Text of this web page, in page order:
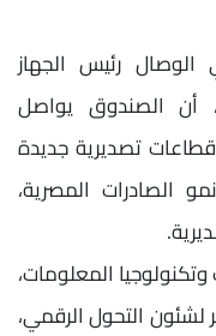
الوصال رئيس الجهاز
أن الصندوق يواصل
تصديرية جديدة
الصادرات المصرية،
المعلومات،
التحول الرقمي،